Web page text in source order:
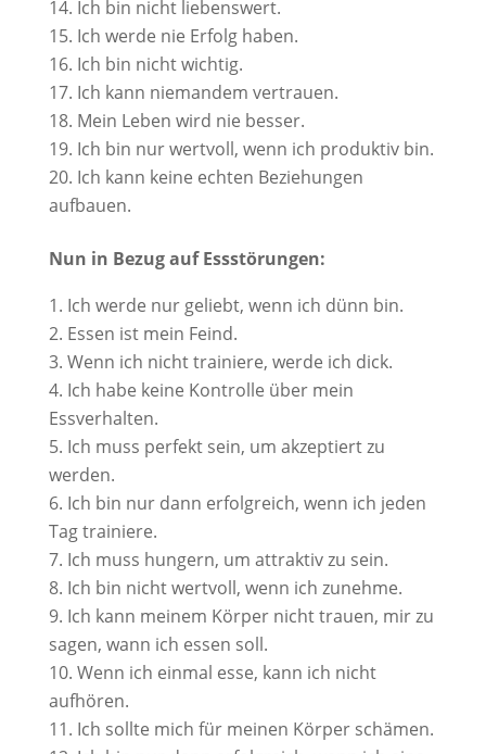
Ich bin nicht liebenswert.
Ich werde nie Erfolg haben.
Ich bin nicht wichtig.
Ich kann niemandem vertrauen.
Mein Leben wird nie besser.
Ich bin nur wertvoll, wenn ich produktiv bin.
Ich kann keine echten Beziehungen
aufbauen.
Nun in Bezug auf Essstörungen:
Ich werde nur geliebt, wenn ich dünn bin.
Essen ist mein Feind.
Wenn ich nicht trainiere, werde ich dick.
Ich habe keine Kontrolle über mein
Essverhalten.
Ich muss perfekt sein, um akzeptiert zu
werden.
Ich bin nur dann erfolgreich, wenn ich jeden
Tag trainiere.
Ich muss hungern, um attraktiv zu sein.
Ich bin nicht wertvoll, wenn ich zunehme.
Ich kann meinem Körper nicht trauen, mir zu
sagen, wann ich essen soll.
Wenn ich einmal esse, kann ich nicht
aufhören.
Ich sollte mich für meinen Körper schämen.